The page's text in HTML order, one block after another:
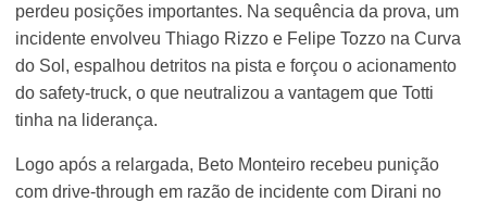
perdeu posições importantes. Na sequência da prova, um
incidente envolveu Thiago Rizzo e Felipe Tozzo na Curva
do Sol, espalhou detritos na pista e forçou o acionamento
do safety-truck, o que neutralizou a vantagem que Totti
tinha na liderança.
Logo após a relargada, Beto Monteiro recebeu punição
com drive-through em razão de incidente com Dirani no